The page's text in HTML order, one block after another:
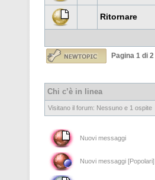
Ritornare
Pagina 1 di 2
Chi c’è in linea
Visitano il forum: Nessuno e 1 ospite
Nuovi messaggi
Nuovi messaggi [Popolari]